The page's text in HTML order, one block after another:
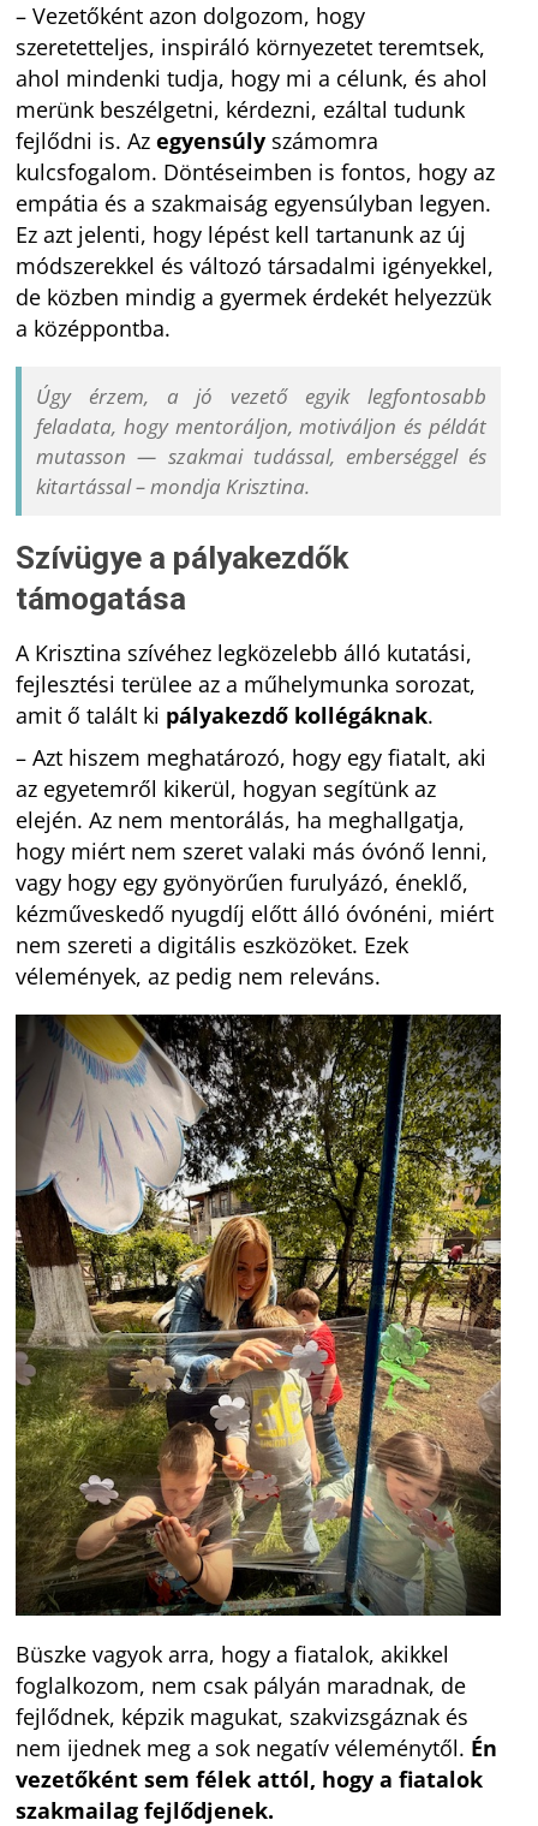
– Vezetőként azon dolgozom, hogy
szeretetteljes, inspiráló környezetet teremtsek,
ahol mindenki tudja, hogy mi a célunk, és ahol
merünk beszélgetni, kérdezni, ezáltal tudunk
fejlődni is. Azegyensúly számomra
kulcsfogalom. Döntéseimben is fontos, hogy az
empátia és a szakmaiság egyensúlyban legyen.
Ez azt jelenti, hogy lépést kell tartanunk az új
módszerekkel és változó társadalmi igényekkel,
de közben mindig a gyermek érdekét helyezzük
a középpontba.
Úgy érzem, a jó vezető egyik legfontosabb
feladata, hogy mentoráljon, motiváljon és példát
mutasson — szakmai tudással, emberséggel és
kitartással – mondja Krisztina.
Szívügye a pályakezdők
támogatása
A Krisztina szívéhez legközelebb álló kutatási,
fejlesztési terülee az a műhelymunka sorozat,
amit ő talált ki pályakezdő kollégáknak.
– Azt hiszem meghatározó, hogy egy fiatalt, aki
az egyetemről kikerül, hogyan segítünk az
elején. Az nem mentorálás, ha meghallgatja,
hogy miért nem szeret valaki más óvónő lenni,
vagy hogy egy gyönyörűen furulyázó, éneklő,
kézműveskedő nyugdíj előtt álló óvónéni, miért
nem szereti a digitális eszközöket. Ezek
vélemények, az pedig nem releváns.
Büszke vagyok arra, hogy a fiatalok, akikkel
foglalkozom, nem csak pályán maradnak, de
fejlődnek, képzik magukat, szakvizsgáznak és
nem ijednek meg a sok negatív véleménytől. Én
vezetőként sem félek attól, hogy a fiatalok
szakmailag fejlődjenek.